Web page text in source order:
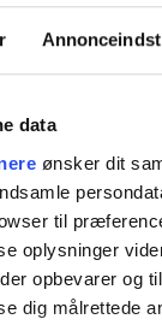
data
ønsker dit
til
oplysninger
opbevarer og
dig målrettede
til medlem)